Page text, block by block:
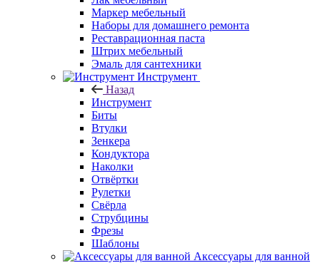
Маркер мебельный
Наборы для домашнего ремонта
Реставрационная паста
Штрих мебельный
Эмаль для сантехники
Инструмент
Назад
Инструмент
Биты
Втулки
Зенкера
Кондуктора
Наколки
Отвёртки
Рулетки
Свёрла
Струбцины
Фрезы
Шаблоны
Аксессуары для ванной